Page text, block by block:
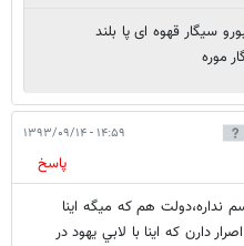
سیگار قهوه ای پا بلند
موره
۱۴:۵۹ - ۱۳۹۳/۰۹/۱۴
پاسخ
نداره،دولت هم كه ميگه اينا
دارن كه اينا با لابي يهود در